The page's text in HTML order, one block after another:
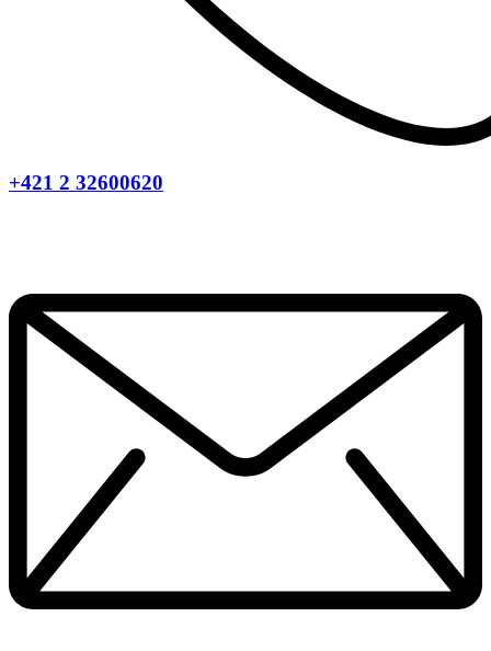
+421 2 32600620